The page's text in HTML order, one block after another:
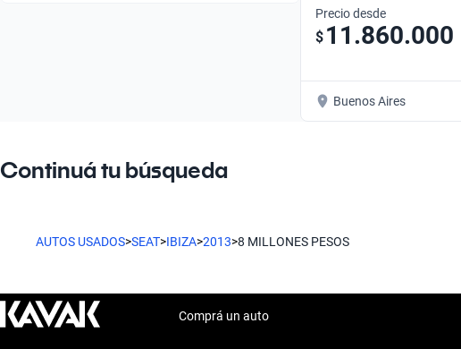
Precio desde
$ 11.860.000
Buenos Aires
Continuá tu búsqueda
AUTOS USADOS>SEAT>IBIZA>2013>8 MILLONES PESOS
Comprá un auto